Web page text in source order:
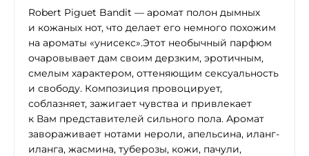
Robert Piguet Bandit — аромат полон дымных
и кожаных нот, что делает его немного похожим
на ароматы «унисекс».Этот необычный парфюм
очаровывает дам своим дерзким, эротичным,
смелым характером, оттеняющим сексуальность
и свободу. Композиция провоцирует,
соблазняет, зажигает чувства и привлекает
к Вам представителей сильного пола. Аромат
завораживает нотами нероли, апельсина, иланг-
иланга, жасмина, туберозы, кожи, пачули,